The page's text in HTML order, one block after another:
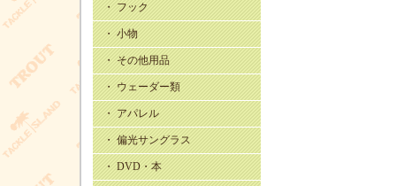
・ フック
・ 小物
・ その他用品
・ ウェーダー類
・ アパレル
・ 偏光サングラス
・ DVD・本